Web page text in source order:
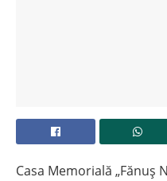
Casa Memorială „Fănuș